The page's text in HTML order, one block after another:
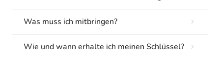
Was muss ich mitbringen?
Wie und wann erhalte ich meinen Schlüssel?